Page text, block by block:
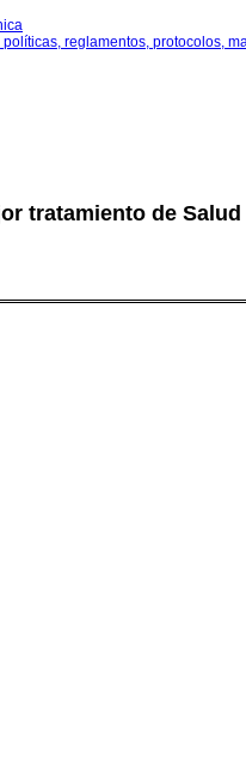
reglamentos, protocolos,
tratamiento de Salud